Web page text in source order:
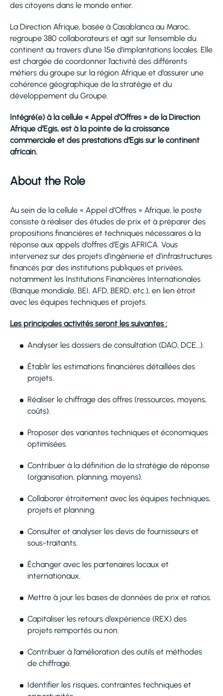
des citoyens dans le monde entier.
La Direction Afrique, basée à Casablanca au Maroc,
regroupe 380 collaborateurs et agit sur l’ensemble du
continent au travers d’une 15e d’implantations locales. Elle
est chargée de coordonner l’activité des différents
métiers du groupe sur la région Afrique et d’assurer une
cohérence géographique de la stratégie et du
développement du Groupe.
Intégré(e) à la cellule « Appel d’Offres » de la Direction
Afrique d’Egis, est à la pointe de la croissance
commerciale et des prestations d’Egis sur le continent
africain.
About the Role
Au sein de la cellule « Appel d’Offres » Afrique, le poste
consiste à réaliser des études de prix et à préparer des
propositions financières et techniques nécessaires à la
réponse aux appels d’offres d’Egis AFRICA. Vous
intervenez sur des projets d’ingénierie et d’infrastructures
financés par des institutions publiques et privées,
notamment les Institutions Financières Internationales
(Banque mondiale, BEI, AFD, BERD, etc.), en lien étroit
avec les équipes techniques et projets.
Les principales activités seront les suivantes :
Analyser les dossiers de consultation (DAO, DCE…).
Établir les estimations financières détaillées des
projets.
Réaliser le chiffrage des offres (ressources, moyens,
coûts).
Proposer des variantes techniques et économiques
optimisées.
Contribuer à la définition de la stratégie de réponse
(organisation, planning, moyens).
Collaborer étroitement avec les équipes techniques,
projets et planning.
Consulter et analyser les devis de fournisseurs et
sous-traitants.
Échanger avec les partenaires locaux et
internationaux.
Mettre à jour les bases de données de prix et ratios.
Capitaliser les retours d’expérience (REX) des
projets remportés ou non.
Contribuer à l’amélioration des outils et méthodes
de chiffrage.
Identifier les risques, contraintes techniques et